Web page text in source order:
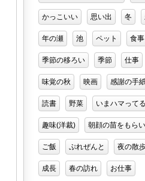
かっこいい 思い出 冬
年の瀬 池 ペット 食事
季節の移ろい 季節 仕事
味覚の秋 映画 感謝の手
読書 野菜 いまハマって
趣味(洋裁) 朝顔の苗をもら
ご飯 ぷれぜんと 夜の散
成長 春の訪れ お仕事